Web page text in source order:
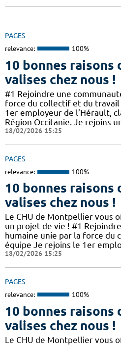
PAGES
relevance: 100%
10 bonnes raisons
valises chez nous !
#1 Rejoindre une
force du collectif et du travail
1er employeur de l’Hérault,
Région Occitanie. Je rejoins
18/02/2026 15:25
PAGES
relevance: 100%
10 bonnes raisons
valises chez nous !
Le CHU de Montpellier vous
un projet de vie ! #1
humaine unie par la force du
équipe Je rejoins le 1er
18/02/2026 15:25
PAGES
relevance: 100%
10 bonnes raisons
valises chez nous !
Le CHU de Montpellier vous